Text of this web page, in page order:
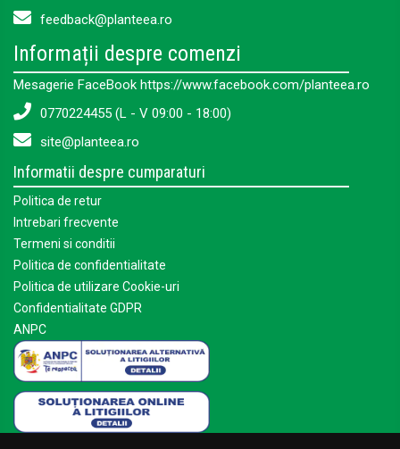
feedback@planteea.ro
Informații despre comenzi
Mesagerie FaceBook https://www.facebook.com/planteea.ro
0770224455 (L - V 09:00 - 18:00)
site@planteea.ro
Informatii despre cumparaturi
Politica de retur
Intrebari frecvente
Termeni si conditii
Politica de confidentialitate
Politica de utilizare Cookie-uri
Confidentialitate GDPR
ANPC